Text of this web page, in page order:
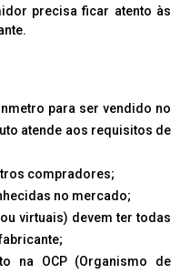
precisa ficar atento às
para ser vendido no
atende aos requisitos de
compradores;
no mercado;
virtuais) devem ter todas
na OCP (Organismo de